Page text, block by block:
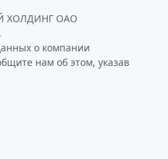
ХОЛДИНГ ОАО
о компании
нам об этом, указав